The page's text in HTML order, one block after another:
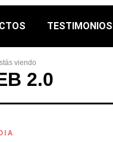
TESTIMONIOS
viendo
2.0